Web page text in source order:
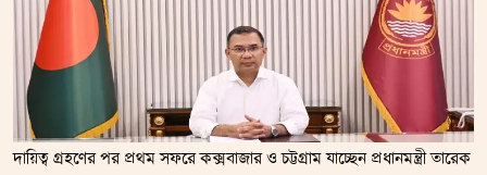
দায়িত্ব গ্রহণের পর প্রথম সফরে কক্সবাজার ও চট্টগ্রাম যাচ্ছেন প্রধানমন্ত্রী তারেক